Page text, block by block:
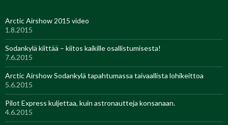
Arctic Airshow 2015 video
1.8.2015
Sodankylä kiittää – kiitos kaikille osallistumisesta!
7.6.2015
Arctic Airshow Sodankylä tapahtumassa taivaallista lohikeittoa
5.6.2015
Pilot Express kuljettaa, kuin astronautteja konsanaan.
4.6.2015